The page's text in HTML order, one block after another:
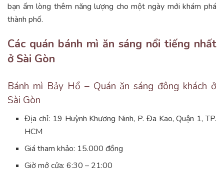
bạn ấm lòng thêm năng lượng cho một ngày mới khám phá
thành phố.
Các quán bánh mì ăn sáng nổi tiếng nhất
ở Sài Gòn
Bánh mì Bảy Hổ – Quán ăn sáng đông khách ở
Sài Gòn
Địa chỉ: 19 Huỳnh Khương Ninh, P. Đa Kao, Quận 1, TP.
HCM
Giá tham khảo: 15.000 đồng
Giờ mở cửa: 6:30 – 21:00